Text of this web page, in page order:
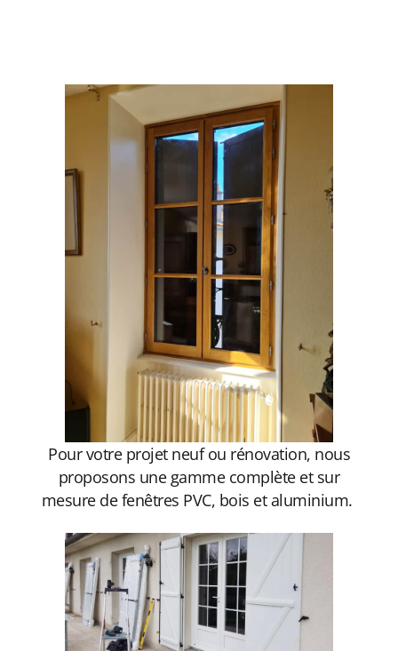
Pour votre projet neuf ou rénovation, nous
proposons une gamme complète et sur
mesure de fenêtres PVC, bois et aluminium.